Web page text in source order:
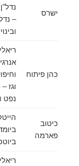
ישרס
נדל"ן
– נדל"ן
ובינוי
כהן פיתוח
ריאלי –
אנרגיה
וחיפושי
וגז –
נפט וגז
כיטוב
פארמה
הייטק –
ביומד –
ריאלי –